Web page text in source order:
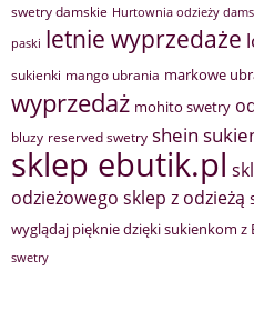
swetry damskie Hurtownia odzieży
paski letnie wyprzedaże
sukienki mango ubrania markowe
wyprzedaż mohito swetry
bluzy reserved swetry shein
sklep ebutik.pl
odzieżowego sklep z odzieżą
wyglądaj pięknie dzięki sukienkom z
swetry